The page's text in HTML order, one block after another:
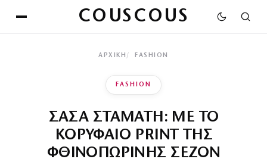
COUSCOUS
ΑΡΧΙΚΉ FASHION
FASHION
ΣΑΣΑ ΣΤΑΜΑΤΗ: ΜΕ ΤΟ
ΚΟΡΥΦΑΙΟ PRINT ΤΗΣ
ΦΘΙΝΟΠΩΡΙΝΗΣ ΣΕΖΟΝ